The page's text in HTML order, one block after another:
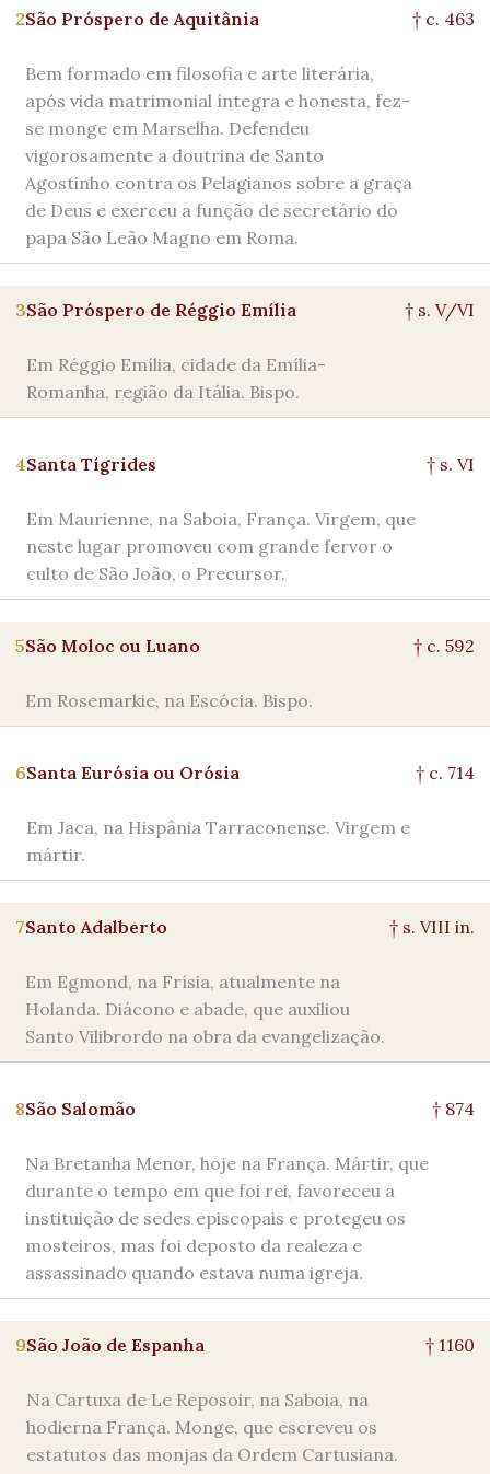
2São Próspero de Aquitânia
Bem formado em filosofia e arte literária,
após vida matrimonial íntegra e honesta, fez-
se monge em Marselha. Defendeu
vigorosamente a doutrina de Santo
Agostinho contra os Pelagianos sobre a graça
de Deus e exerceu a função de secretário do
papa São Leão Magno em Roma.
† c. 463
3São Próspero de Réggio Emília
Em Réggio Emília, cidade da Emília-
Romanha, região da Itália. Bispo.
† s. V/VI
4Santa Tígrides
Em Maurienne, na Saboia, França. Virgem, que
neste lugar promoveu com grande fervor o
culto de São João, o Precursor.
† s. VI
5São Moloc ou Luano
Em Rosemarkie, na Escócia. Bispo.
† c. 592
6Santa Eurósia ou Orósia
Em Jaca, na Hispânia Tarraconense. Virgem e
mártir.
† c. 714
7Santo Adalberto
Em Egmond, na Frísia, atualmente na
Holanda. Diácono e abade, que auxiliou
Santo Vilibrordo na obra da evangelização.
† s. VIII in.
8São Salomão
Na Bretanha Menor, hoje na França. Mártir, que
durante o tempo em que foi rei, favoreceu a
instituição de sedes episcopais e protegeu os
mosteiros, mas foi deposto da realeza e
assassinado quando estava numa igreja.
† 874
9São João de Espanha
Na Cartuxa de Le Reposoir, na Saboia, na
hodierna França. Monge, que escreveu os
estatutos das monjas da Ordem Cartusiana.
† 1160